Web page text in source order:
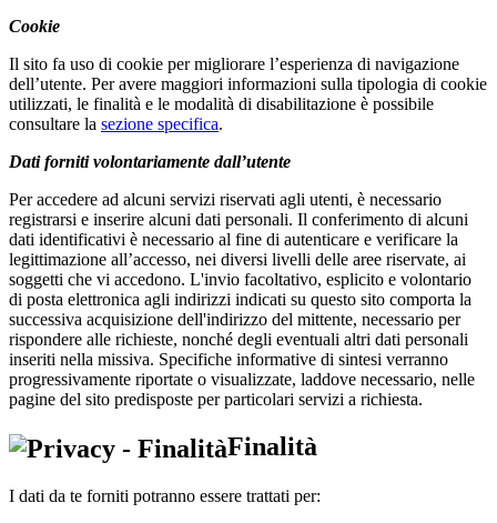
Cookie
Il sito fa uso di cookie per migliorare l’esperienza di navigazione
dell’utente. Per avere maggiori informazioni sulla tipologia di cookie
utilizzati, le finalità e le modalità di disabilitazione è possibile
consultare la sezione specifica.
Dati forniti volontariamente dall’utente
Per accedere ad alcuni servizi riservati agli utenti, è necessario
registrarsi e inserire alcuni dati personali. Il conferimento di alcuni
dati identificativi è necessario al fine di autenticare e verificare la
legittimazione all’accesso, nei diversi livelli delle aree riservate, ai
soggetti che vi accedono. L'invio facoltativo, esplicito e volontario
di posta elettronica agli indirizzi indicati su questo sito comporta la
successiva acquisizione dell'indirizzo del mittente, necessario per
rispondere alle richieste, nonché degli eventuali altri dati personali
inseriti nella missiva. Specifiche informative di sintesi verranno
progressivamente riportate o visualizzate, laddove necessario, nelle
pagine del sito predisposte per particolari servizi a richiesta.
Finalità
I dati da te forniti potranno essere trattati per: